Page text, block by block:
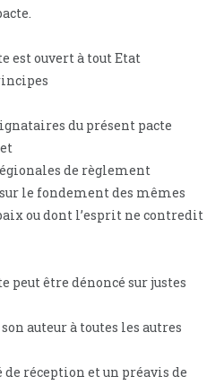
est ouvert à tout Etat
du présent pacte
de règlement
le fondement des mêmes
ou dont l’esprit ne contredit
peut être dénoncé sur justes
auteur à toutes les autres
réception et un préavis de